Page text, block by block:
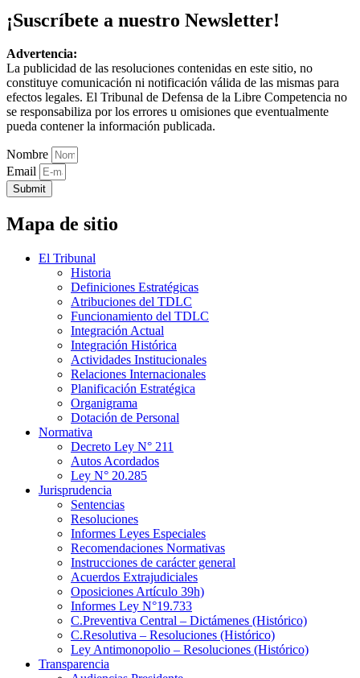
¡Suscríbete a nuestro Newsletter!
Advertencia:
La publicidad de las resoluciones contenidas en este sitio, no
constituye comunicación ni notificación válida de las mismas para
efectos legales. El Tribunal de Defensa de la Libre Competencia no
se responsabiliza por los errores u omisiones que eventualmente
pueda contener la información publicada.
Nombre
Email
Submit
Mapa de sitio
El Tribunal
Historia
Definiciones Estratégicas
Atribuciones del TDLC
Funcionamiento del TDLC
Integración Actual
Integración Histórica
Actividades Institucionales
Relaciones Internacionales
Planificación Estratégica
Organigrama
Dotación de Personal
Normativa
Decreto Ley N° 211
Autos Acordados
Ley N° 20.285
Jurisprudencia
Sentencias
Resoluciones
Informes Leyes Especiales
Recomendaciones Normativas
Instrucciones de carácter general
Acuerdos Extrajudiciales
Oposiciones Artículo 39h)
Informes Ley N°19.733
C.Preventiva Central – Dictámenes (Histórico)
C.Resolutiva – Resoluciones (Histórico)
Ley Antimonopolio – Resoluciones (Histórico)
Transparencia